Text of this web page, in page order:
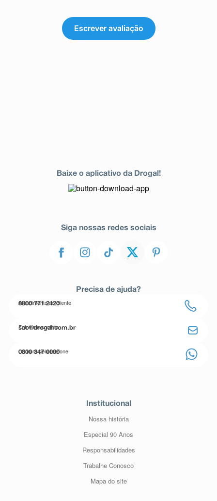
Escrever avaliação
Baixe o aplicativo da Drogal!
Siga nossas redes sociais
Precisa de ajuda?
Atendimento ao cliente
0800 771 2120
Entre em contato
sac@drogal.com.br
Compre pelo telefone
0800 347 0000
Institucional
Nossa história
Especial 90 Anos
Responsabilidades
Trabalhe Conosco
Mapa do site